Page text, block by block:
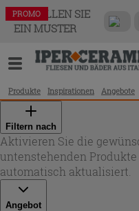
BESTELLEN SIE
EIN MUSTER
Produkte Inspirationen Angebote
Filtern nach
Aktivieren Sie die
untenstehenden
automatisch aktualisiert.
Angebot
PROMO
PROMO
PROMO